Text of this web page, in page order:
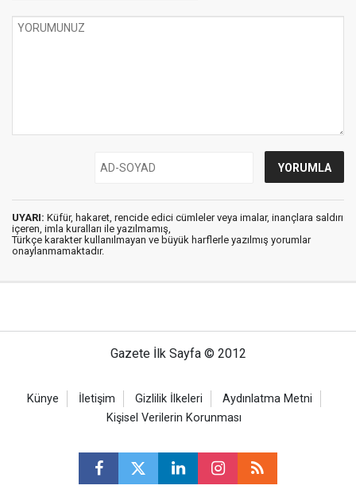
UYARI: Küfür, hakaret, rencide edici cümleler veya imalar, inançlara saldırı
içeren, imla kuralları ile yazılmamış,
Türkçe karakter kullanılmayan ve büyük harflerle yazılmış yorumlar
onaylanmamaktadır.
Gazete İlk Sayfa © 2012
Künye İletişim Gizlilik İlkeleri
Aydınlatma Metni
Kişisel Verilerin Korunması